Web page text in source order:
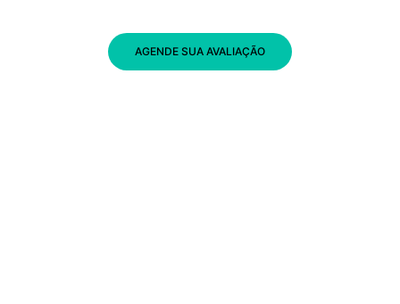
AGENDE SUA AVALIAÇÃO